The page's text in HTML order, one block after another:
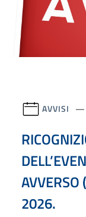
AVVISI
2026.